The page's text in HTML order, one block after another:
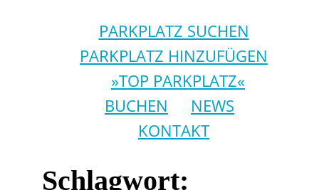
PARKPLATZ SUCHEN
PARKPLATZ HINZUFÜGEN
»TOP PARKPLATZ«
BUCHEN
NEWS
KONTAKT
Schlagwort: